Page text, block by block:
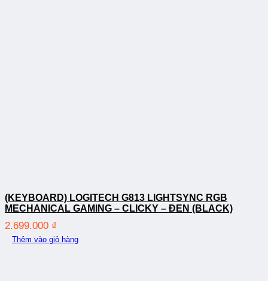
(KEYBOARD) LOGITECH G813 LIGHTSYNC RGB
MECHANICAL GAMING – CLICKY – ĐEN (BLACK)
2.699.000 ₫
Thêm vào giỏ hàng